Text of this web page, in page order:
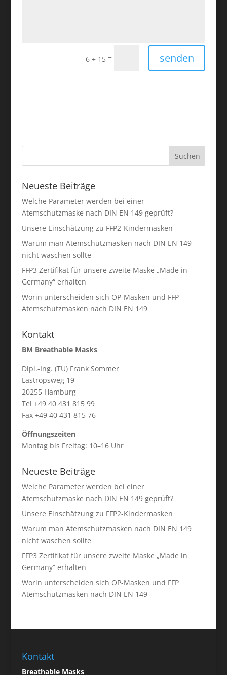
6 + 15 = senden
Neueste Beiträge
Welche Parameter werden bei einer
Atemschutzmaske nach DIN EN 149 geprüft?
Unsere Einschätzung zu FFP2-Kindermasken
Warum man Atemschutzmasken nach DIN EN 149
nicht waschen sollte
FFP3 Zertifikat für unsere zweite Maske „Made in
Germany“ erhalten
Worin unterscheiden sich OP-Masken und FFP
Atemschutzmasken nach DIN EN 149
Kontakt
BM Breathable Masks
Dipl.-Ing. (TU) Frank Sommer
Lastropsweg 19
20255 Hamburg
Tel +49 40 431 815 99
Fax +49 40 431 815 76
Öffnungszeiten
Montag bis Freitag: 10–16 Uhr
Neueste Beiträge
Welche Parameter werden bei einer
Atemschutzmaske nach DIN EN 149 geprüft?
Unsere Einschätzung zu FFP2-Kindermasken
Warum man Atemschutzmasken nach DIN EN 149
nicht waschen sollte
FFP3 Zertifikat für unsere zweite Maske „Made in
Germany“ erhalten
Worin unterscheiden sich OP-Masken und FFP
Atemschutzmasken nach DIN EN 149
Kontakt
Breathable Masks